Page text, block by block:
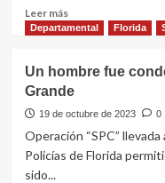
Sarandí
los
años
1923
1925″
Leer másLeer
más
para
inicial
en
el
de
Departamental Florida
Un hombre fue
Grande
19 de octubre de 2023 0
Operación “SPC”
Policías de Florida
sido...